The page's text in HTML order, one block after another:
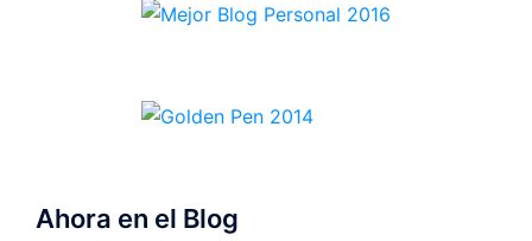
Ahora en el Blog